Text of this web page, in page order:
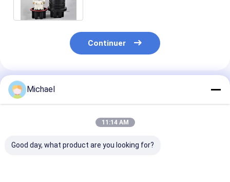
Continuer
Produits Recommandés
Michael
11:14 AM
Good day, what product are you looking for?